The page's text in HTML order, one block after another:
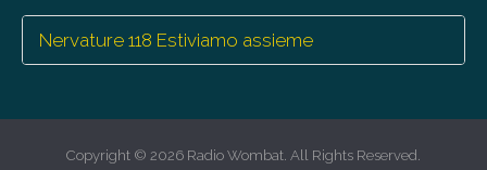
Nervature 118 Estiviamo assieme
Copyright © 2026 Radio Wombat . All Rights Reserved.